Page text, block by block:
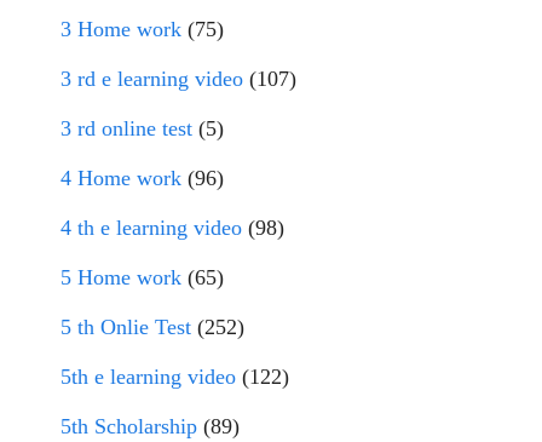
3 Home work (75)
3 rd e learning video (107)
3 rd online test (5)
4 Home work (96)
4 th e learning video (98)
5 Home work (65)
5 th Onlie Test (252)
5th e learning video (122)
5th Scholarship (89)